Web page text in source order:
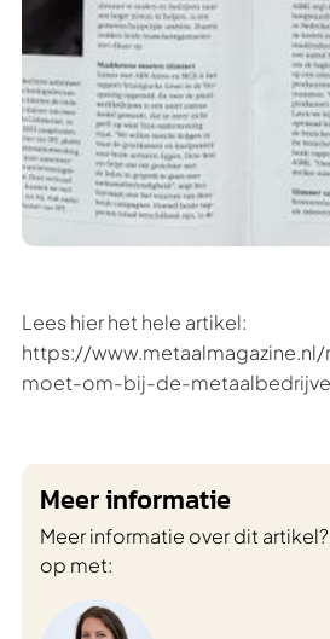
Lees hier het hele artikel:
https://
moet-om-bij-de-
Meer informatie
Meer informatie over dit
op met: